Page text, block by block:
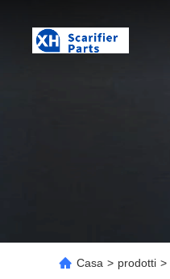
Casa > prodotti >